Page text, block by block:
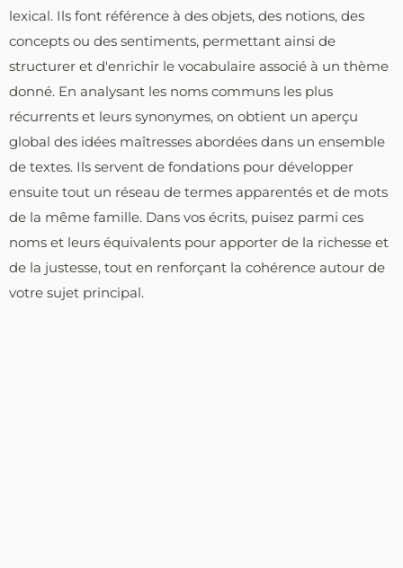
lexical. Ils font référence à des objets, des notions, des
concepts ou des sentiments, permettant ainsi de
structurer et d'enrichir le vocabulaire associé à un thème
donné. En analysant les noms communs les plus
récurrents et leurs synonymes, on obtient un aperçu
global des idées maîtresses abordées dans un ensemble
de textes. Ils servent de fondations pour développer
ensuite tout un réseau de termes apparentés et de mots
de la même famille. Dans vos écrits, puisez parmi ces
noms et leurs équivalents pour apporter de la richesse et
de la justesse, tout en renforçant la cohérence autour de
votre sujet principal.